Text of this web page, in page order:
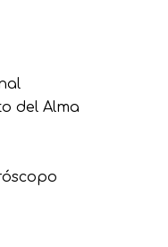
del Alma